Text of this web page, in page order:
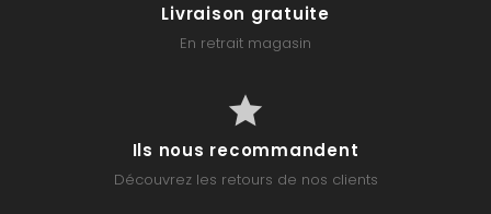
Livraison gratuite
En retrait magasin
Ils nous recommandent
Découvrez les retours de nos clients